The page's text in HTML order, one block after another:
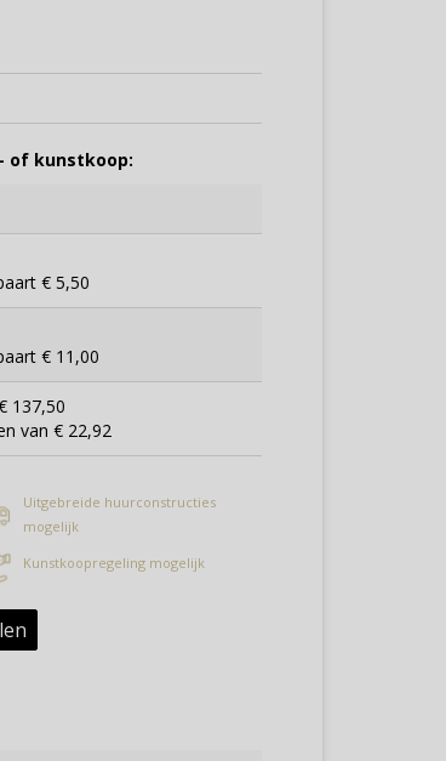
of kunstkoop:
€ 5,50
€ 11,00
137,50
van € 22,92
Uitgebreide huurconstructies
mogelijk
Kunstkoopregeling mogelijk